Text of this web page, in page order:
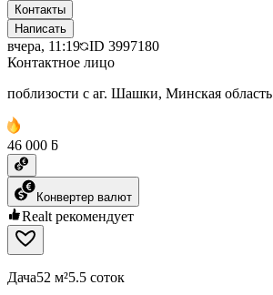
Контакты
Написать
вчера, 11:19 ID 3997180
Контактное лицо
поблизости с аг. Шашки, Минская область
46 000 ƃ
Конвертер валют
Realt рекомендует
Дача52 м²5.5 соток